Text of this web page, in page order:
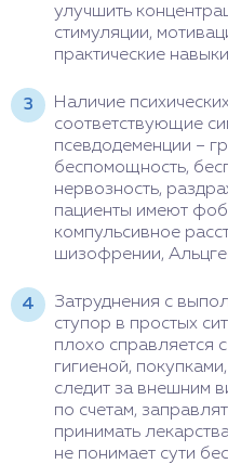
улучшить
стимуляции,
практические
Наличие
соответствующие
псевдодеменции –
беспомощность,
нервозность,
пациенты имеют
компульсивное
шизофрении,
Затруднения с
ступор в простых
плохо справляется
гигиеной,
следит за внешним
по счетам,
принимать
не понимает сути